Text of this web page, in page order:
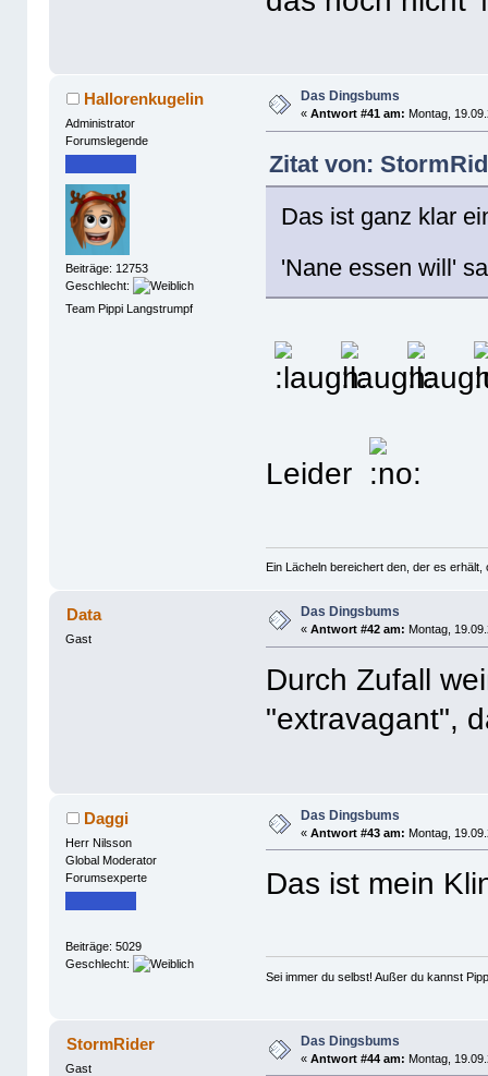
Hallorenkugelin
Administrator
Forumslegende
Beiträge: 12753
Geschlecht:
Team Pippi Langstrumpf
Das Dingsbums
«Antwort #41 am: Montag,
Zitat von:
Das ist ganz klar
'Nane essen will'
Leider
Ein Lächeln bereichert den, der es
Data
Gast
Das Dingsbums
«Antwort #42 am: Montag,
Durch Zufall
"extravagant",
Daggi
Herr Nilsson
Global Moderator
Forumsexperte
Beiträge: 5029
Geschlecht:
Das Dingsbums
«Antwort #43 am: Montag,
Das ist mein
Sei immer du selbst! Außer du kannst
StormRider
Gast
Das Dingsbums
«Antwort #44 am: Montag,